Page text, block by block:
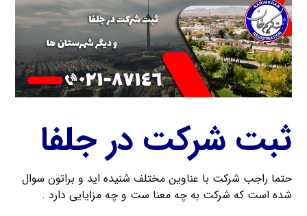
ثبت شرکت در جلفا
حتما راجب شرکت با عناوین مختلف شنیده اید و براتون سوال
شده است که شرکت به چه معنا ست و چه مزایایی دارد .